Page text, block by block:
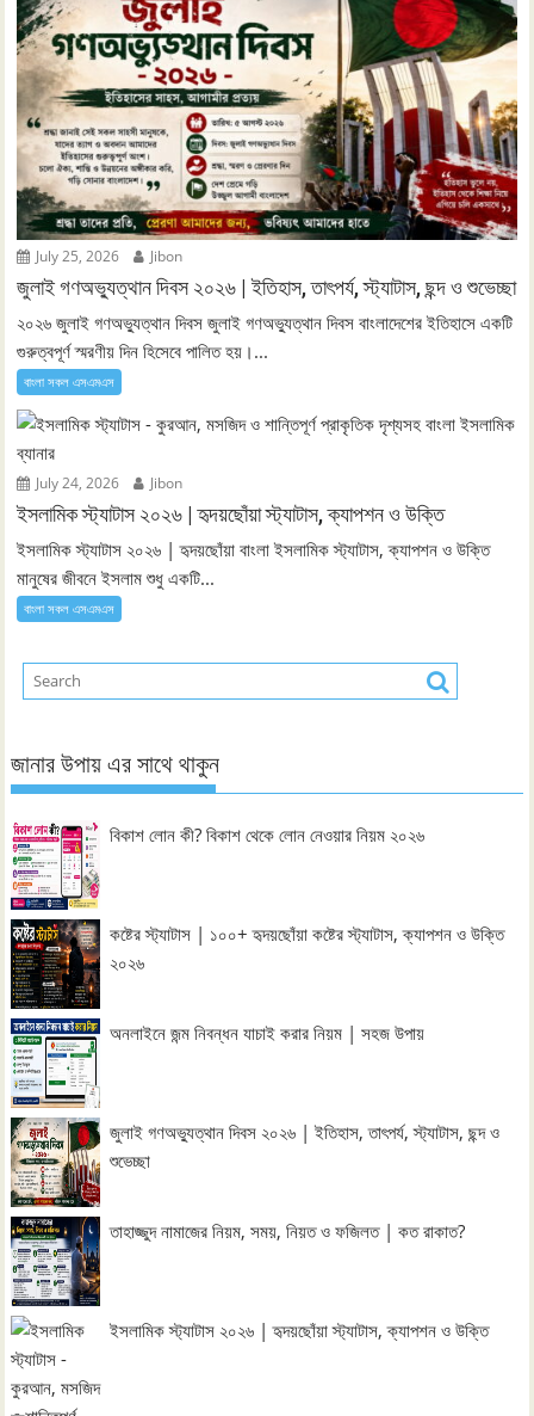
July 25, 2026 Jibon
জুলাই গণঅভ্যুত্থান দিবস ২০২৬ | ইতিহাস, তাৎপর্য, স্ট্যাটাস, ছন্দ ও শুভেচ্ছা
২০২৬ জুলাই গণঅভ্যুত্থান দিবস জুলাই গণঅভ্যুত্থান দিবস বাংলাদেশের ইতিহাসে একটি
গুরুত্বপূর্ণ স্মরণীয় দিন হিসেবে পালিত হয়।...
বাংলা সকল এসএমএস
July 24, 2026 Jibon
ইসলামিক স্ট্যাটাস ২০২৬ | হৃদয়ছোঁয়া স্ট্যাটাস, ক্যাপশন ও উক্তি
ইসলামিক স্ট্যাটাস ২০২৬ | হৃদয়ছোঁয়া বাংলা ইসলামিক স্ট্যাটাস, ক্যাপশন ও উক্তি
মানুষের জীবনে ইসলাম শুধু একটি...
বাংলা সকল এসএমএস
জানার উপায় এর সাথে থাকুন
বিকাশ লোন কী? বিকাশ থেকে লোন নেওয়ার নিয়ম ২০২৬
কষ্টের স্ট্যাটাস | ১০০+ হৃদয়ছোঁয়া কষ্টের স্ট্যাটাস, ক্যাপশন ও উক্তি
২০২৬
অনলাইনে জন্ম নিবন্ধন যাচাই করার নিয়ম | সহজ উপায়
জুলাই গণঅভ্যুত্থান দিবস ২০২৬ | ইতিহাস, তাৎপর্য, স্ট্যাটাস, ছন্দ ও
শুভেচ্ছা
তাহাজ্জুদ নামাজের নিয়ম, সময়, নিয়ত ও ফজিলত | কত রাকাত?
ইসলামিক স্ট্যাটাস ২০২৬ | হৃদয়ছোঁয়া স্ট্যাটাস, ক্যাপশন ও উক্তি